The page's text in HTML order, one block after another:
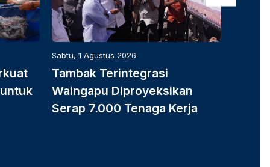
Sabtu, 1 Agustus 2026
Tambak Terintegrasi
Waingapu Diproyeksikan
Serap 7.000 Tenaga Kerja